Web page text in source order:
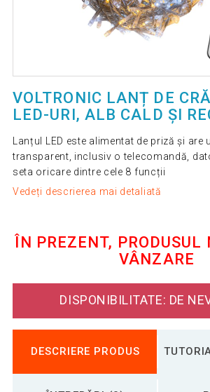
VOLTRONIC LANȚ DE
LED-URI, ALB CALD ȘI
Lanțul LED este alimentat de priză și are
transparent, inclusiv o telecomandă,
seta oricare dintre cele 8 funcții
Vedeți descrierea mai detaliată
ÎN PREZENT, PRODUSUL
VÂNZARE
DISPONIBILITATE: DE
DESCRIERE PRODUS